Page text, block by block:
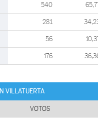
540
281
56
176
VILLATUERTA
VOTOS